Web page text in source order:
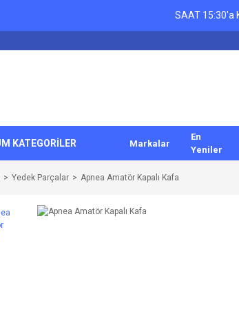
SAAT 15:30'a
KATEGORİLER Markalar
En
Yeniler
Yedek Parçalar Apnea Amatör Kapalı Kafa